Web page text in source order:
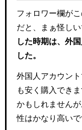
フォロワー欄が
だと、まぁ怪しい
した時期は、外
した。
外国人アカウン
も安く購入でき
かもしれません
性はかなり高いで